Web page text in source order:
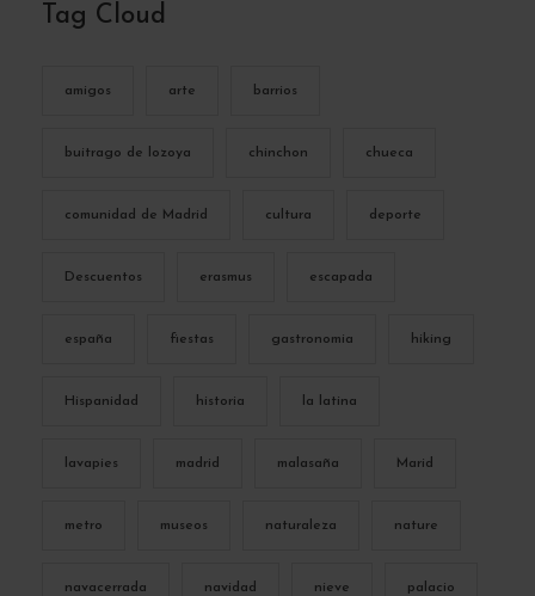
Tag Cloud
amigos arte barrios
buitrago de lozoya chinchon chueca
comunidad de Madrid cultura deporte
Descuentos erasmus escapada
españa fiestas gastronomia hiking
Hispanidad historia la latina
lavapies madrid malasaña Marid
metro museos naturaleza nature
navacerrada navidad nieve palacio